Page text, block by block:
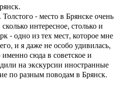
- место в Брянске очень
интересное, столько и
- одно из тех мест, которое мне
и я даже не особо удивилась,
сюда в советское и
на экскурсии иностранные
по разным поводам в Брянск.